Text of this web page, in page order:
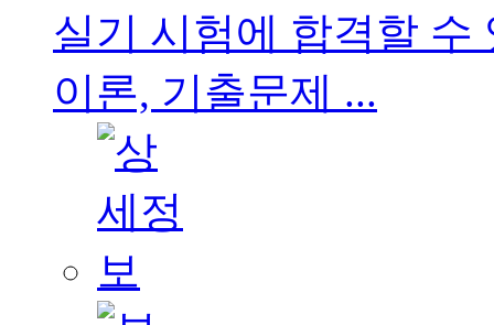
실기 시험에 합격할 수
이론, 기출문제 ...